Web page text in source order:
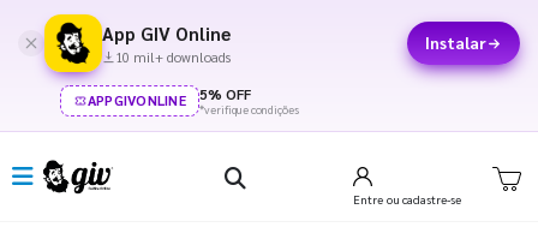
App GIV Online
10 mil+ downloads
Instalar
APPGIVONLINE 5% OFF
*verifique condições
Entre ou cadastre-se